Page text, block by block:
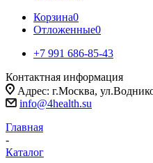
Корзина0
Отложенные0
+7 991 686-85-43
Контактная информация
Адрес: г.Москва,
info@4health.su
Главная
-
Каталог